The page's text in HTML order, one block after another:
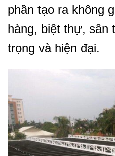
phần tạo ra không
hàng, biệt thự,
trọng và hiện đại.